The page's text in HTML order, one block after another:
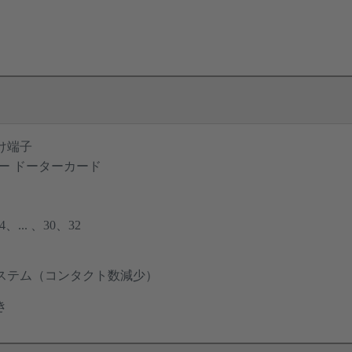
端子
ドーターカード
、... 、30、32
テム（コンタクト数減少）